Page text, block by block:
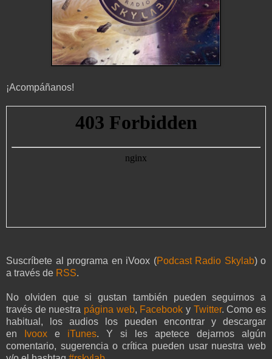
¡Acompáñanos!
Suscríbete al programa en iVoox (Podcast Radio Skylab) o
a través de RSS.
No olviden que si gustan también pueden seguirnos a
través de nuestra página web, Facebook y Twitter. Como es
habitual, los audios los pueden encontrar y descargar
en
Ivoox e iTunes. Y si les apetece dejarnos algún
comentario, sugerencia o crítica pueden usar nuestra web